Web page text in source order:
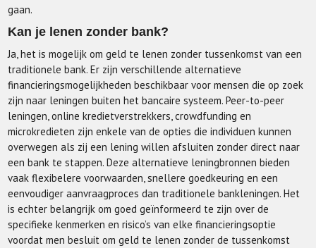
gaan.
Kan je lenen zonder bank?
Ja, het is mogelijk om geld te lenen zonder tussenkomst van een
traditionele bank. Er zijn verschillende alternatieve
financieringsmogelijkheden beschikbaar voor mensen die op zoek
zijn naar leningen buiten het bancaire systeem. Peer-to-peer
leningen, online kredietverstrekkers, crowdfunding en
microkredieten zijn enkele van de opties die individuen kunnen
overwegen als zij een lening willen afsluiten zonder direct naar
een bank te stappen. Deze alternatieve leningbronnen bieden
vaak flexibelere voorwaarden, snellere goedkeuring en een
eenvoudiger aanvraagproces dan traditionele bankleningen. Het
is echter belangrijk om goed geïnformeerd te zijn over de
specifieke kenmerken en risico’s van elke financieringsoptie
voordat men besluit om geld te lenen zonder de tussenkomst